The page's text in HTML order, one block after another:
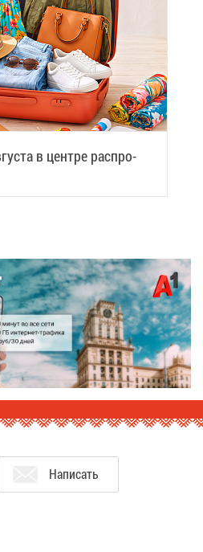
в цен­тре рас­про­
На­пи­сать